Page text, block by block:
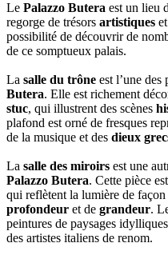
Le Palazzo Butera est un lieu
regorge de trésors artistiques et
possibilité de découvrir de
de ce somptueux palais.
La salle du trône est l’une des
Butera. Elle est richement
stuc, qui illustrent des scènes
plafond est orné de fresques
de la musique et des dieux
La salle des miroirs est une
Palazzo Butera. Cette pièce
qui reflètent la lumière de
profondeur et de grandeur.
peintures de paysages
des artistes italiens de renom.